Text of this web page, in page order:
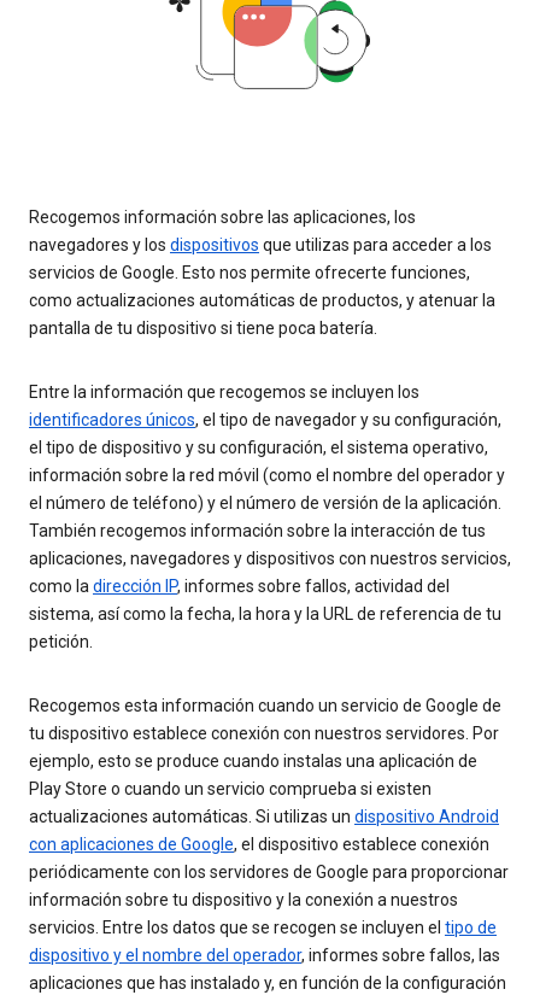
Recogemos información sobre las aplicaciones, los
navegadores y los dispositivos que utilizas para acceder a los
servicios de Google. Esto nos permite ofrecerte funciones,
como actualizaciones automáticas de productos, y atenuar la
pantalla de tu dispositivo si tiene poca batería.
Entre la información que recogemos se incluyen los
identificadores únicos, el tipo de navegador y su configuración,
el tipo de dispositivo y su configuración, el sistema operativo,
información sobre la red móvil (como el nombre del operador y
el número de teléfono) y el número de versión de la aplicación.
También recogemos información sobre la interacción de tus
aplicaciones, navegadores y dispositivos con nuestros servicios,
como ladirección IP, informes sobre fallos, actividad del
sistema, así como la fecha, la hora y la URL de referencia de tu
petición.
Recogemos esta información cuando un servicio de Google de
tu dispositivo establece conexión con nuestros servidores. Por
ejemplo, esto se produce cuando instalas una aplicación de
Play Store o cuando un servicio comprueba si existen
actualizaciones automáticas. Si utilizas un dispositivo Android
con aplicaciones de Google, el dispositivo establece conexión
periódicamente con los servidores de Google para proporcionar
información sobre tu dispositivo y la conexión a nuestros
servicios. Entre los datos que se recogen se incluyen el tipo de
dispositivo y el nombre del operador, informes sobre fallos, las
aplicaciones que has instalado y, en función de la configuración